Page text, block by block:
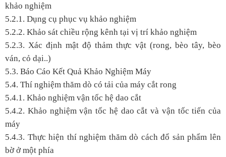
khảo nghiệm
5.2.1. Dụng cụ phục vụ khảo nghiệm
5.2.2. Khảo sát chiều rộng kênh tại vị trí khảo nghiệm
5.2.3. Xác định mật độ thảm thực vật (rong, bèo tây, bèo
ván, cỏ dại..)
5.3. Báo Cáo Kết Quả Khảo Nghiệm Máy
5.4. Thí nghiệm thăm dò có tải của máy cắt rong
5.4.1. Khảo nghiệm vận tốc hệ dao cắt
5.4.2. Khảo nghiệm vận tốc hệ dao cắt và vận tốc tiến của
máy
5.4.3. Thực hiện thí nghiệm thăm dò cách đổ sản phẩm lên
bờ ở một phía